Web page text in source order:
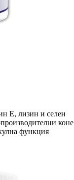
Е, лизин и селен
коне
функция